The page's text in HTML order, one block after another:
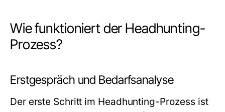
Wie funktioniert der Headhunting-
Prozess?
Erstgespräch und Bedarfsanalyse
Der erste Schritt im Headhunting-Prozess ist